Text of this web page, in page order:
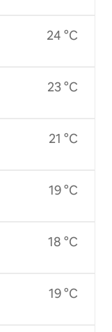
24 °C
23 °C
21 °C
19 °C
18 °C
19 °C